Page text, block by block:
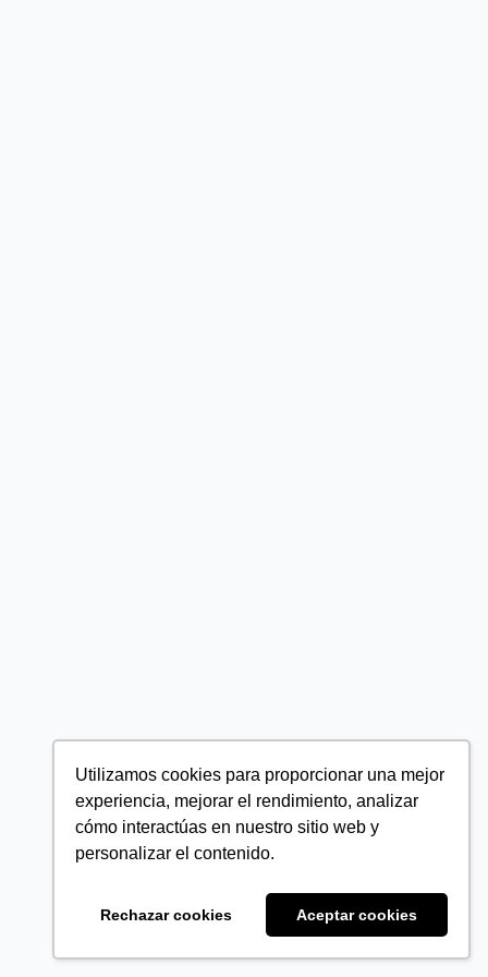
Utilizamos cookies para proporcionar una mejor
experiencia, mejorar el rendimiento, analizar
cómo interactúas en nuestro sitio web y
personalizar el contenido.
Rechazar cookies Aceptar cookies